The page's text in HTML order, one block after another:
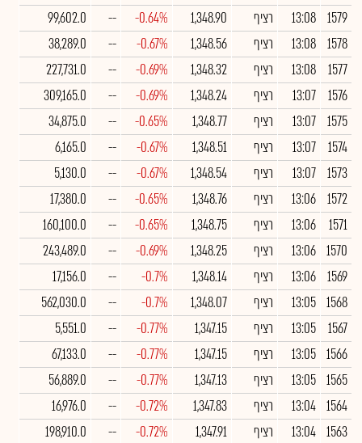
1579
13:08 רציף 1,348.90
-0.64%
--
99,602.0
1578
13:08 רציף 1,348.56
-0.67%
--
38,289.0
1577
13:08 רציף 1,348.32
-0.69%
--
227,731.0
1576
13:07 רציף 1,348.24
-0.69%
--
309,165.0
1575
13:07 רציף 1,348.77
-0.65%
--
34,875.0
1574
13:07 רציף 1,348.51
-0.67%
--
6,165.0
1573
13:07 רציף 1,348.54
-0.67%
--
5,130.0
1572
13:06 רציף 1,348.76
-0.65%
--
17,380.0
1571
13:06 רציף 1,348.75
-0.65%
--
160,100.0
1570
13:06 רציף 1,348.25
-0.69%
--
243,489.0
1569
13:06 רציף 1,348.14
-0.7%
--
17,156.0
1568
13:05 רציף 1,348.07
-0.7%
--
562,030.0
1567
13:05 רציף 1,347.15
-0.77%
--
5,551.0
1566
13:05 רציף 1,347.15
-0.77%
--
67,133.0
1565
13:05 רציף 1,347.13
-0.77%
--
56,889.0
1564
13:04 רציף 1,347.83
-0.72%
--
16,976.0
1563
13:04 רציף 1,347.91
-0.72%
--
198,910.0